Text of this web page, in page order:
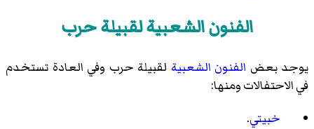
الفنون الشعبية لقبيلة حرب
يوجد بعض الفنون الشعبية لقبيلة حرب وفي العادة تستخدم
في الاحتفالات ومنها:
خبيتي.